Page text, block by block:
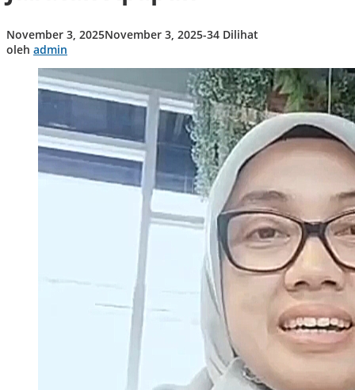
Susilawati:
Tidak
Utang
atau
Janji
Jabatan
Apapun‎‎
November 3, 2025November 3, 2025oleh
-34 Dilihat
oleh admin